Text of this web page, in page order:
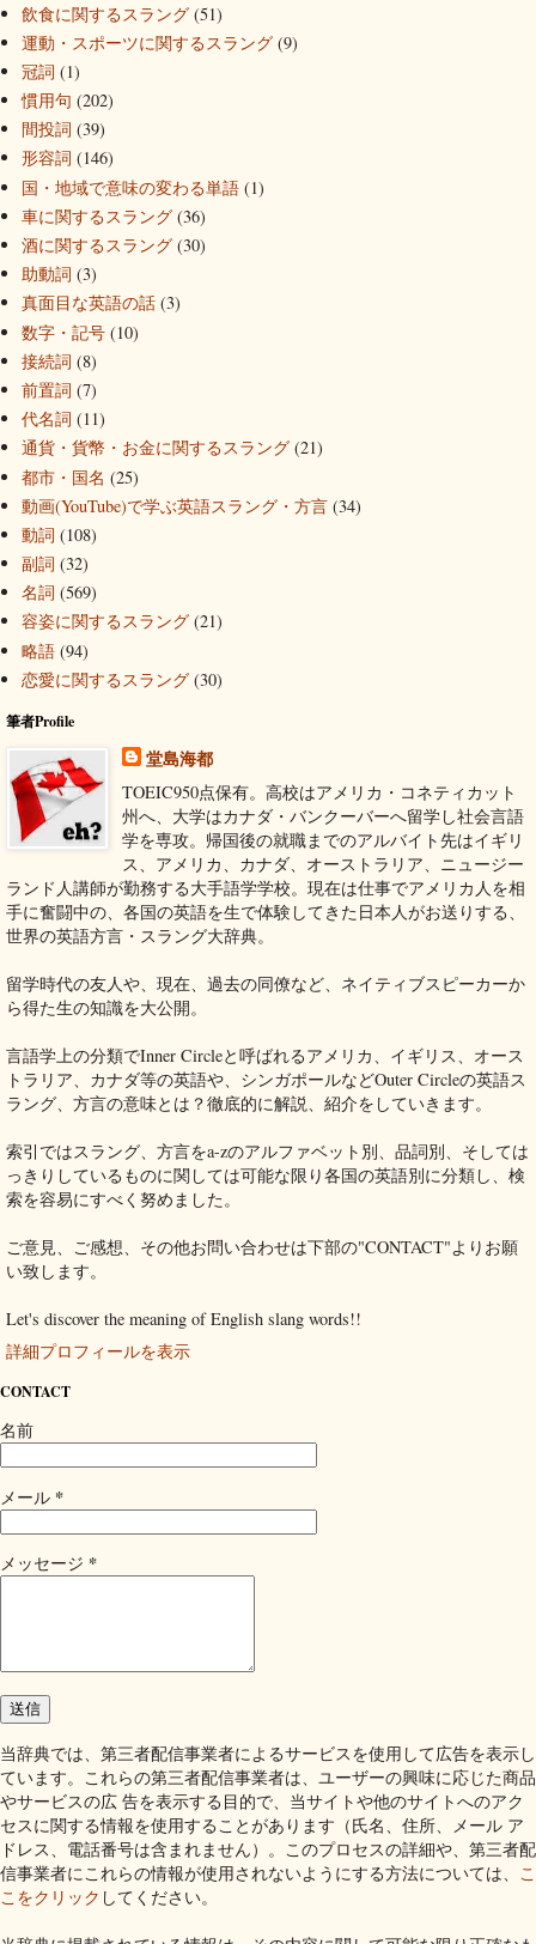
飲食に関するスラング (51)
運動・スポーツに関するスラング (9)
冠詞 (1)
慣用句 (202)
間投詞 (39)
形容詞 (146)
国・地域で意味の変わる単語 (1)
車に関するスラング (36)
酒に関するスラング (30)
助動詞 (3)
真面目な英語の話 (3)
数字・記号 (10)
接続詞 (8)
前置詞 (7)
代名詞 (11)
通貨・貨幣・お金に関するスラング (21)
都市・国名 (25)
動画(YouTube)で学ぶ英語スラング・方言 (34)
動詞 (108)
副詞 (32)
名詞 (569)
容姿に関するスラング (21)
略語 (94)
恋愛に関するスラング (30)
筆者Profile
堂島海都
TOEIC950点保有。高校はアメリカ・コネティカット
州へ、大学はカナダ・バンクーバーへ留学し社会言語
学を専攻。帰国後の就職までのアルバイト先はイギリ
ス、アメリカ、カナダ、オーストラリア、ニュージー
ランド人講師が勤務する大手語学学校。現在は仕事でアメリカ人を相
手に奮闘中の、各国の英語を生で体験してきた日本人がお送りする、
世界の英語方言・スラング大辞典。
留学時代の友人や、現在、過去の同僚など、ネイティブスピーカーか
ら得た生の知識を大公開。
言語学上の分類でInner Circleと呼ばれるアメリカ、イギリス、オース
トラリア、カナダ等の英語や、シンガポールなどOuter Circleの英語ス
ラング、方言の意味とは？徹底的に解説、紹介をしていきます。
索引ではスラング、方言をa-zのアルファベット別、品詞別、そしては
っきりしているものに関しては可能な限り各国の英語別に分類し、検
索を容易にすべく努めました。
ご意見、ご感想、その他お問い合わせは下部の"CONTACT"よりお願
い致します。
Let's discover the meaning of English slang words!!
詳細プロフィールを表示
CONTACT
名前
メール *
メッセージ *
当辞典では、第三者配信事業者によるサービスを使用して広告を表示し
ています。これらの第三者配信事業者は、ユーザーの興味に応じた商品
やサービスの広 告を表示する目的で、当サイトや他のサイトへのアク
セスに関する情報を使用することがあります（氏名、住所、メール ア
ドレス、電話番号は含まれません）。このプロセスの詳細や、第三者配
信事業者にこれらの情報が使用されないようにする方法については、
こ
こをクリック してください。